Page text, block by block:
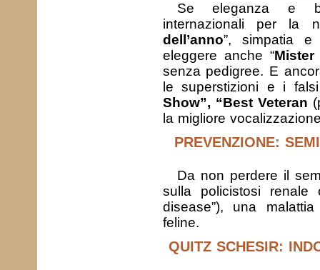
Se eleganza e
internazionali per la
dell’anno”, simpatia e
eleggere anche “
senza pedigree. E
le superstizioni e i
Show”, “Best Veteran
la migliore
PREVENZIONE:
Da non perdere il
sulla policistosi renale
disease”), una
feline.
QUITZ SCHESIR: